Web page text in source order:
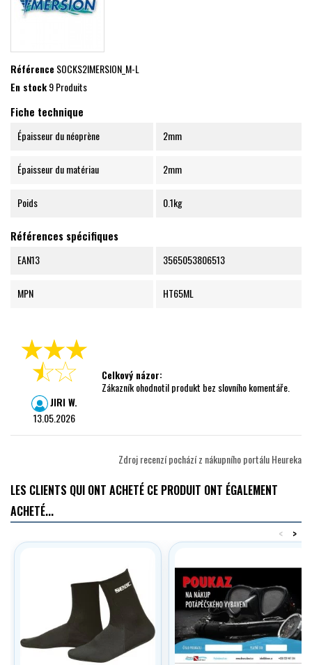
RéférenceSOCKS2IMERSION_M-L
En stock9 Produits
Fiche technique
Épaisseur du néoprène 2mm
Épaisseur du matériau 2mm
Poids 0.1kg
Références spécifiques
EAN13 3565053806513
MPN HT65ML
JIRI W.
13.05.2026
Celkový názor:
Zákazník ohodnotil produkt bez slovního komentáře.
Zdroj recenzí pochází z nákupního portálu Heureka
LES CLIENTS QUI ONT ACHETÉ CE PRODUIT ONT ÉGALEMENT
ACHETÉ...
>
<